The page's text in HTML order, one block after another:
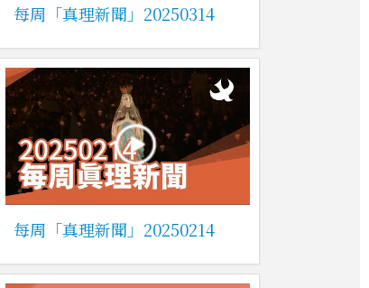
每周「真理新聞」20250314
每周「真理新聞」20250214